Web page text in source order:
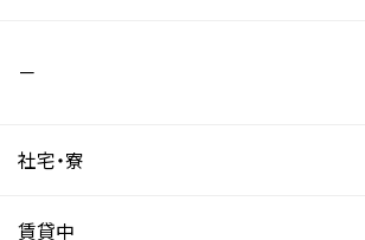
－
社宅・寮
賃貸中